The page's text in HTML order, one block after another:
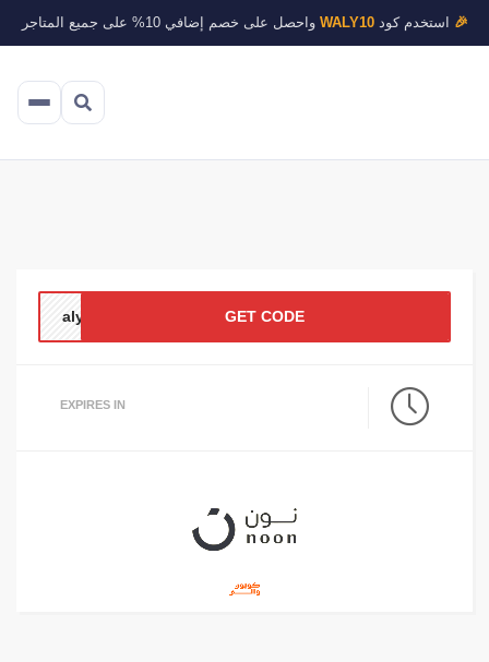
🎉استخدم كودWALY10واحصل على خصم إضافي 10% على جميع المتاجر
GET CODE
EXPIRES IN